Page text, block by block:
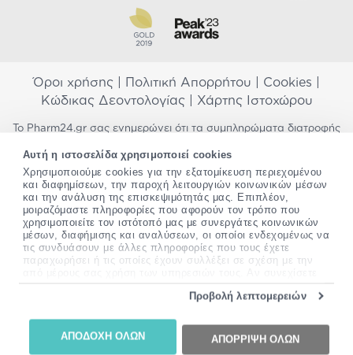
Αυτή η ιστοσελίδα χρησιμοποιεί cookies
Χρησιμοποιούμε cookies για την εξατομίκευση περιεχομένου
και διαφημίσεων, την παροχή λειτουργιών κοινωνικών μέσων
και την ανάλυση της επισκεψιμότητάς μας. Επιπλέον,
μοιραζόμαστε πληροφορίες που αφορούν τον τρόπο που
χρησιμοποιείτε τον ιστότοπό μας με συνεργάτες κοινωνικών
μέσων, διαφήμισης και αναλύσεων, οι οποίοι ενδεχομένως να
τις συνδυάσουν με άλλες πληροφορίες που τους έχετε
παραχωρήσει ή τις οποίες έχουν συλλέξει σε σχέση με την
να δείτεεδώ.
Προβολή λεπτομερειών
ΑΠΟΔΟΧΗ ΟΛΩΝ ΑΠΟΡΡΙΨΗ ΟΛΩΝ
Όροι χρήσης Πολιτική Απορρήτου Cookies
Κώδικας Δεοντολογίας| Χάρτης Ιστοχώρου
Το Pharm24.gr σας ενημερώνει ότι τα συμπληρώματα διατροφής
προορίζονται για την πρόληψη, αγωγή ή θεραπεία ανθρώπινης
νόσου. Συμβουλευτείτε τον γιατρό σας εάν είστε έγκυος,
θηλάζετε, ακολουθείτε παράλληλα φαρμακευτική αγωγή ή
αντιμετωπίζετε προβλήματα υγείας πριν χρησιμοποιήσετε
οποιοδήποτε συμπλήρωμα διατροφής. Προσπαθούμε διαρκώς να
σας παρέχουμε ακριβείς και έγκυρες πληροφορίες. Σε περίπτωση
που έχετε κάποια ερώτηση ή παρατήρηση σχετικά με αυτές,
παρακαλώεπικοινωνήστε μαζί μας.
2012-2026 - All rights Reserved •
Website by